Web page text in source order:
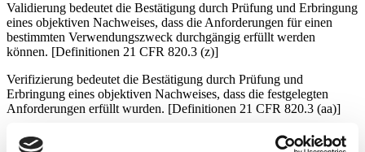
Validierung bedeutet die Bestätigung durch Prüfung und Erbringung
eines objektiven Nachweises, dass die Anforderungen für einen
bestimmten Verwendungszweck durchgängig erfüllt werden
können. [Definitionen 21 CFR 820.3 (z)]
Verifizierung bedeutet die Bestätigung durch Prüfung und
Erbringung eines objektiven Nachweises, dass die festgelegten
Anforderungen erfüllt wurden. [Definitionen 21 CFR 820.3 (aa)]
Der Abschluss einer Prozessvalidierung ist zwar gesetzlich